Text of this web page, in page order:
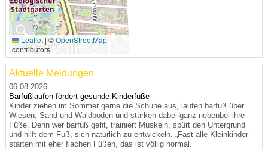
🔍
Leaflet | ©OpenStreetMap
contributors
Aktuelle Meldungen
06.08.2026
Barfußlaufen fördert gesunde Kinderfüße
Kinder ziehen im Sommer gerne die Schuhe aus, laufen barfuß über
Wiesen, Sand und Waldboden und stärken dabei ganz nebenbei ihre
Füße. Denn wer barfuß geht, trainiert Muskeln, spürt den Untergrund
und hilft dem Fuß, sich natürlich zu entwickeln. „Fast alle Kleinkinder
starten mit eher flachen Füßen, das ist völlig normal.